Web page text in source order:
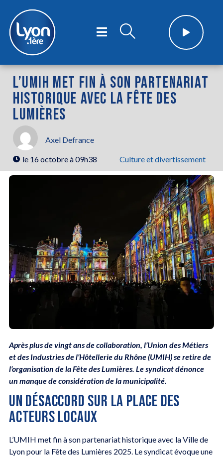
L’UMIH MET FIN À SON PARTENARIAT
HISTORIQUE AVEC LA FÊTE DES
LUMIÈRES
Axel Defrance
le 16 octobre à 09h38 Culture et divertissement
Après plus de vingt ans de collaboration, l’Union des Métiers
et des Industries de l’Hôtellerie du Rhône (UMIH) se retire de
l’organisation de la Fête des Lumières. Le syndicat dénonce
un manque de considération de la municipalité.
UN DÉSACCORD SUR LA PLACE DES
ACTEURS LOCAUX
L’UMIH met fin à son partenariat historique avec la Ville de
Lyon pour la Fête des Lumières 2025. Le syndicat évoque une